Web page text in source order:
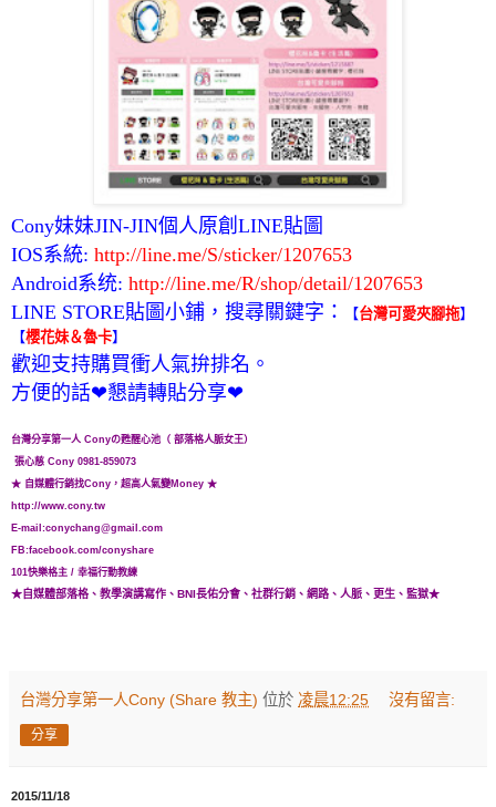
Cony妹妹JIN-JIN個人原創LINE貼圖
IOS系統: http://line.me/S/sticker/1207653
Android系统: http://line.me/R/shop/detail/1207653
LINE STORE貼圖小鋪，搜尋關鍵字：
【台灣可愛夾腳拖】
【櫻花妹＆魯卡】
歡迎支持購買衝人氣拚排名。
方便的話❤懇請轉貼分享❤
台灣分享第一人 Conyの甦醒心池 （ 部落格人脈女王）
張心慈 Cony 0981-859073
★ 自媒體行銷找Cony，超高人氣變Money ★
http://www.cony.tw
E-mail:conychang@gmail.com
FB:facebook.com/conyshare
101快樂格主 / 幸福行動教練
★自媒體部落格、教學演講寫作 、BNI長佑分會、 社群行銷、網路、人脈、更生、監獄★
台灣分享第一人Cony (Share 教主) 位於 凌晨12:25 沒有留言:
分享
2015/11/18